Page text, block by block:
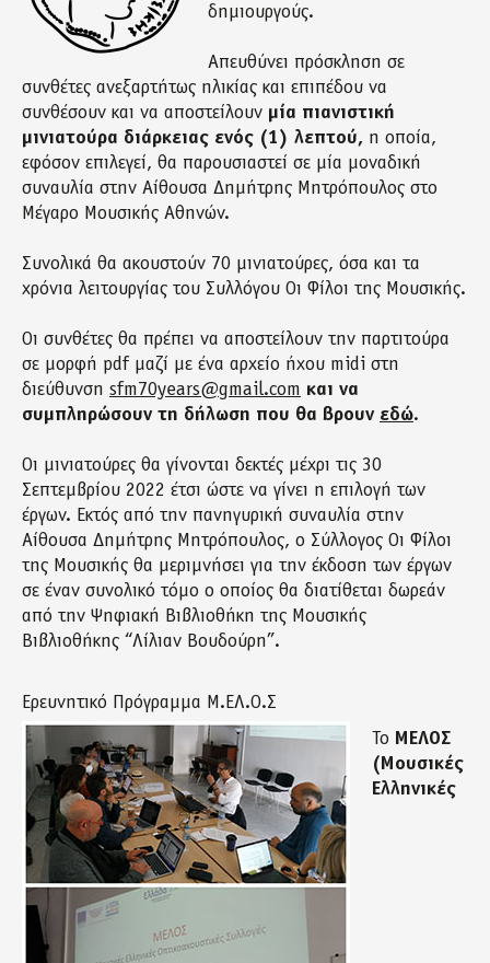
δημιουργούς.
Απευθύνει πρόσκληση σε
συνθέτες ανεξαρτήτως ηλικίας και επιπέδου να
συνθέσουν και να αποστείλουν μία πιανιστική
μινιατούρα διάρκειας ενός (1) λεπτού, η οποία,
εφόσον επιλεγεί, θα παρουσιαστεί σε μία μοναδική
συναυλία στην Αίθουσα Δημήτρης Μητρόπουλος στο
Μέγαρο Μουσικής Αθηνών.
Συνολικά θα ακουστούν 70 μινιατούρες, όσα και τα
χρόνια λειτουργίας του Συλλόγου Οι Φίλοι της Μουσικής.
Οι συνθέτες θα πρέπει να αποστείλουν την παρτιτούρα
σε μορφή pdf μαζί με ένα αρχείο ήχου midi στη
διεύθυνση sfm70years@gmail.com και να
συμπληρώσουν τη δήλωση που θα βρουν εδώ.
Οι μινιατούρες θα γίνονται δεκτές μέχρι τις 30
Σεπτεμβρίου 2022 έτσι ώστε να γίνει η επιλογή των
έργων. Εκτός από την πανηγυρική συναυλία στην
Αίθουσα Δημήτρης Μητρόπουλος, ο Σύλλογος Οι Φίλοι
της Μουσικής θα μεριμνήσει για την έκδοση των έργων
σε έναν συνολικό τόμο ο οποίος θα διατίθεται δωρεάν
από την Ψηφιακή Βιβλιοθήκη της Μουσικής
Βιβλιοθήκης “Λίλιαν Βουδούρη”.
Ερευνητικό Πρόγραμμα Μ.ΕΛ.Ο.Σ
Το ΜΕΛΟΣ
(Μουσικές
Ελληνικές